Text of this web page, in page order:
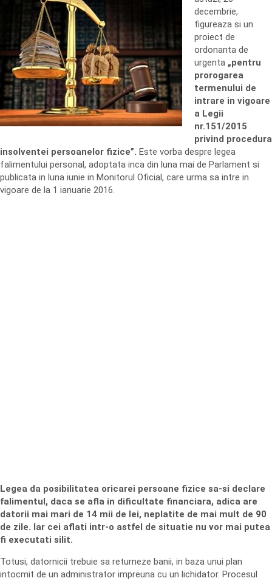
decembrie,
figureaza si un
proiect de
ordonanta de
urgenta „pentru
prorogarea
termenului de
intrare in vigoare
a Legii
nr.151/2015
privind procedura
insolventei persoanelor fizice”. Este vorba despre legea
falimentului personal, adoptata inca din luna mai de Parlament si
publicata in luna iunie in Monitorul Oficial, care urma sa intre in
vigoare de la 1 ianuarie 2016.
Legea da posibilitatea oricarei persoane fizice sa-si declare
falimentul, daca se afla in dificultate financiara, adica are
datorii mai mari de 14 mii de lei, neplatite de mai mult de 90
de zile. Iar cei aflati intr-o astfel de situatie nu vor mai putea
fi executati silit.
Totusi, datornicii trebuie sa returneze banii, in baza unui plan
intocmit de un administrator impreuna cu un lichidator. Procesul